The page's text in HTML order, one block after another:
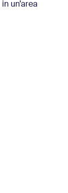
un’area